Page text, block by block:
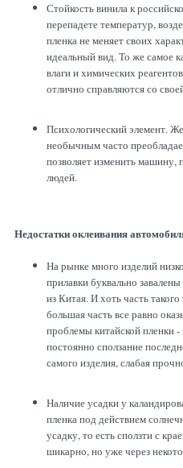
Стойкость винила к
перепадете температур,
пленка не меняет своих
идеальный вид. То же самое
влаги и химических
отлично справляются со
Психологический элемент.
необычным часто
позволяет изменить машину,
людей.
Недостатки оклеивания
На рынке много изделий
прилавки буквально
из Китая. И хоть часть
большая часть все равно
проблемы китайской пленки
постоянно сползание
самого изделия, слабая
Наличие усадки у
пленка под действием
усадку, то есть сползти с
шикарно, но уже через